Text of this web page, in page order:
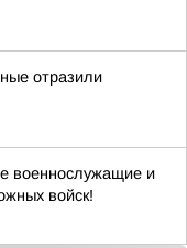
отразили
военнослужащие и
войск!